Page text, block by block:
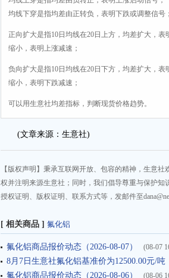
均线下穿是指均差由正转负，表明下跌或调整信号；
正向扩大是指10日均线在20日上方，均差扩大，
缩小，表明上涨减速；
负向扩大是指10日均线在20日下方，均差扩大，
缩小，表明下跌减速；
可以用生意社均差指标，判断现货价格趋势。
(文章来源：生意社)
【版权声明】秉承互联网开放、包容的精神，生意
权并注明来源生意社；同时，我们倡导尊重与保护知
授权证明、版权证明、联系方式等，发邮件至
[ 相关商品 ] 氟化铝
氟化铝商品报价动态（2026-08-07） (08-07
8月7日生意社氟化铝基准价为12500.00元/吨
氟化铝商品报价动态（2026-08-06） (08-06